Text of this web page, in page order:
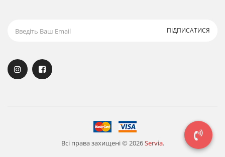
ПІДПИСАТИСЯ
Всі права захищені © 2026Servia.